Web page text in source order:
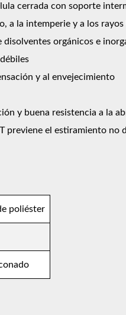
cerrada con soporte
a la intemperie y a los
disolventes orgánicos e
y al envejecimiento
y buena resistencia a la
previene el estiramiento no
poliéster